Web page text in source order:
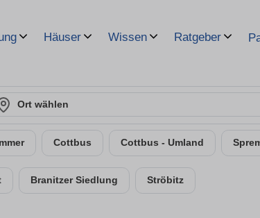
Häuser Wissen Ratgeber
Ort wählen
Cottbus Cottbus - Umland
Branitzer Siedlung Ströbitz